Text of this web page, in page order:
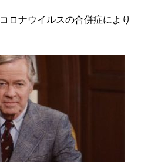
ロナウイルスの合併症により